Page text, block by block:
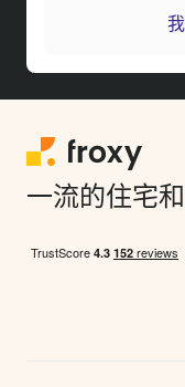
一流的住宅